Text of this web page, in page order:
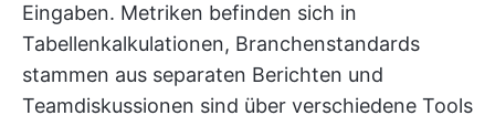
Eingaben. Metriken befinden sich in
Tabellenkalkulationen, Branchenstandards
stammen aus separaten Berichten und
Teamdiskussionen sind über verschiedene Tools